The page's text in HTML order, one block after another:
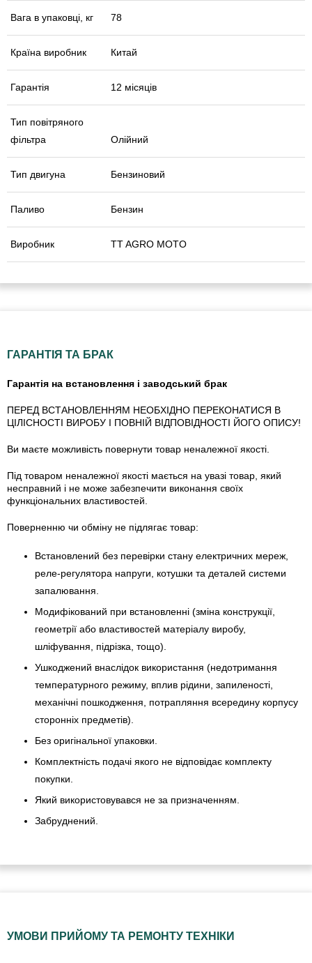
Вага в упаковці, кг 78
Країна виробник Китай
Гарантія 12 місяців
Тип повітряного
фільтра
Олійний
Тип двигуна Бензиновий
Паливо Бензин
Виробник TT AGRO MOTO
ГАРАНТІЯ ТА БРАК
Гарантія на встановлення і заводський брак
ПЕРЕД ВСТАНОВЛЕННЯМ НЕОБХІДНО ПЕРЕКОНАТИСЯ В
ЦІЛІСНОСТІ ВИРОБУ І ПОВНІЙ ВІДПОВІДНОСТІ ЙОГО ОПИСУ!
Ви маєте можливість повернути товар неналежної якості.
Під товаром неналежної якості мається на увазі товар, який
несправний і не може забезпечити виконання своїх
функціональних властивостей.
Поверненню чи обміну не підлягає товар:
Встановлений без перевірки стану електричних мереж,
реле-регулято­ра напруги, котушки та деталей системи
запалювання.
Модифікований при встановленні (зміна конструкції,
геометрії або властивостей матеріалу виробу,
шліфування, підрізка, тощо).
Ушкоджений внаслідок використання (недотримання
температурного режиму, вплив рідини, запиленості,
механічні пошкодження, потрапляння всередину корпусу
сторонніх предметів).
Без оригінальної упаковки.
Комплектність подачі якого не відповідає комплекту
покупки.
Який використовувався не за призначенням.
Забруднений.
УМОВИ ПРИЙОМУ ТА РЕМОНТУ ТЕХНІКИ